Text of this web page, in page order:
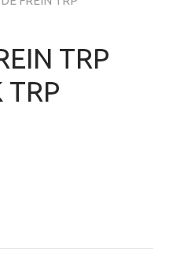
TRP
TRP